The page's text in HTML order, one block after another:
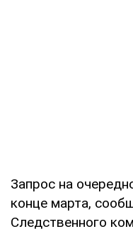
Запрос на
конце марта,
Следственного